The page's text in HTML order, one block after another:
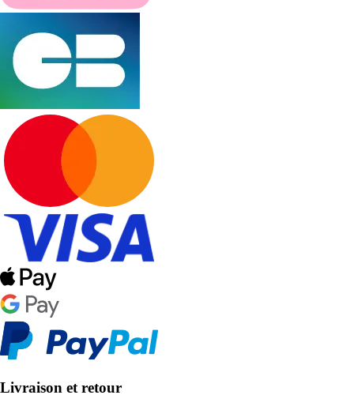
Livraison et retour